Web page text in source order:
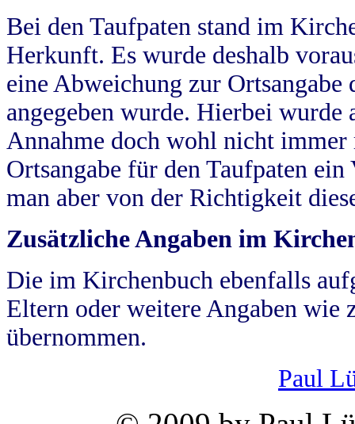
Bei den Taufpaten stand im
Herkunft. Es wurde deshalb
eine Abweichung zur
angegeben wurde. Hierbei wurde
Annahme doch wohl nicht
Ortsangabe für den Taufpaten
man aber von der Richtigkeit
Zusätzliche Angaben im
Die im Kirchenbuch ebenfalls
Eltern oder weitere Angaben wie
übernommen.
Paul